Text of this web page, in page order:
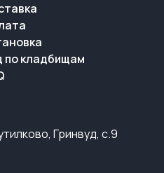
по кладбищам
Гринвуд, с.9